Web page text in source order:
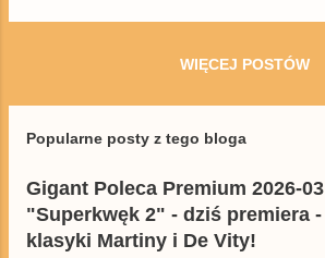
dni. Wydanie będzie
cena okładkowa
WIĘCEJ POSTÓW
Popularne posty z tego bloga
Gigant Poleca Premium 2026-03
"Superkwęk 2" - dziś premiera
klasyki Martiny i De Vity!